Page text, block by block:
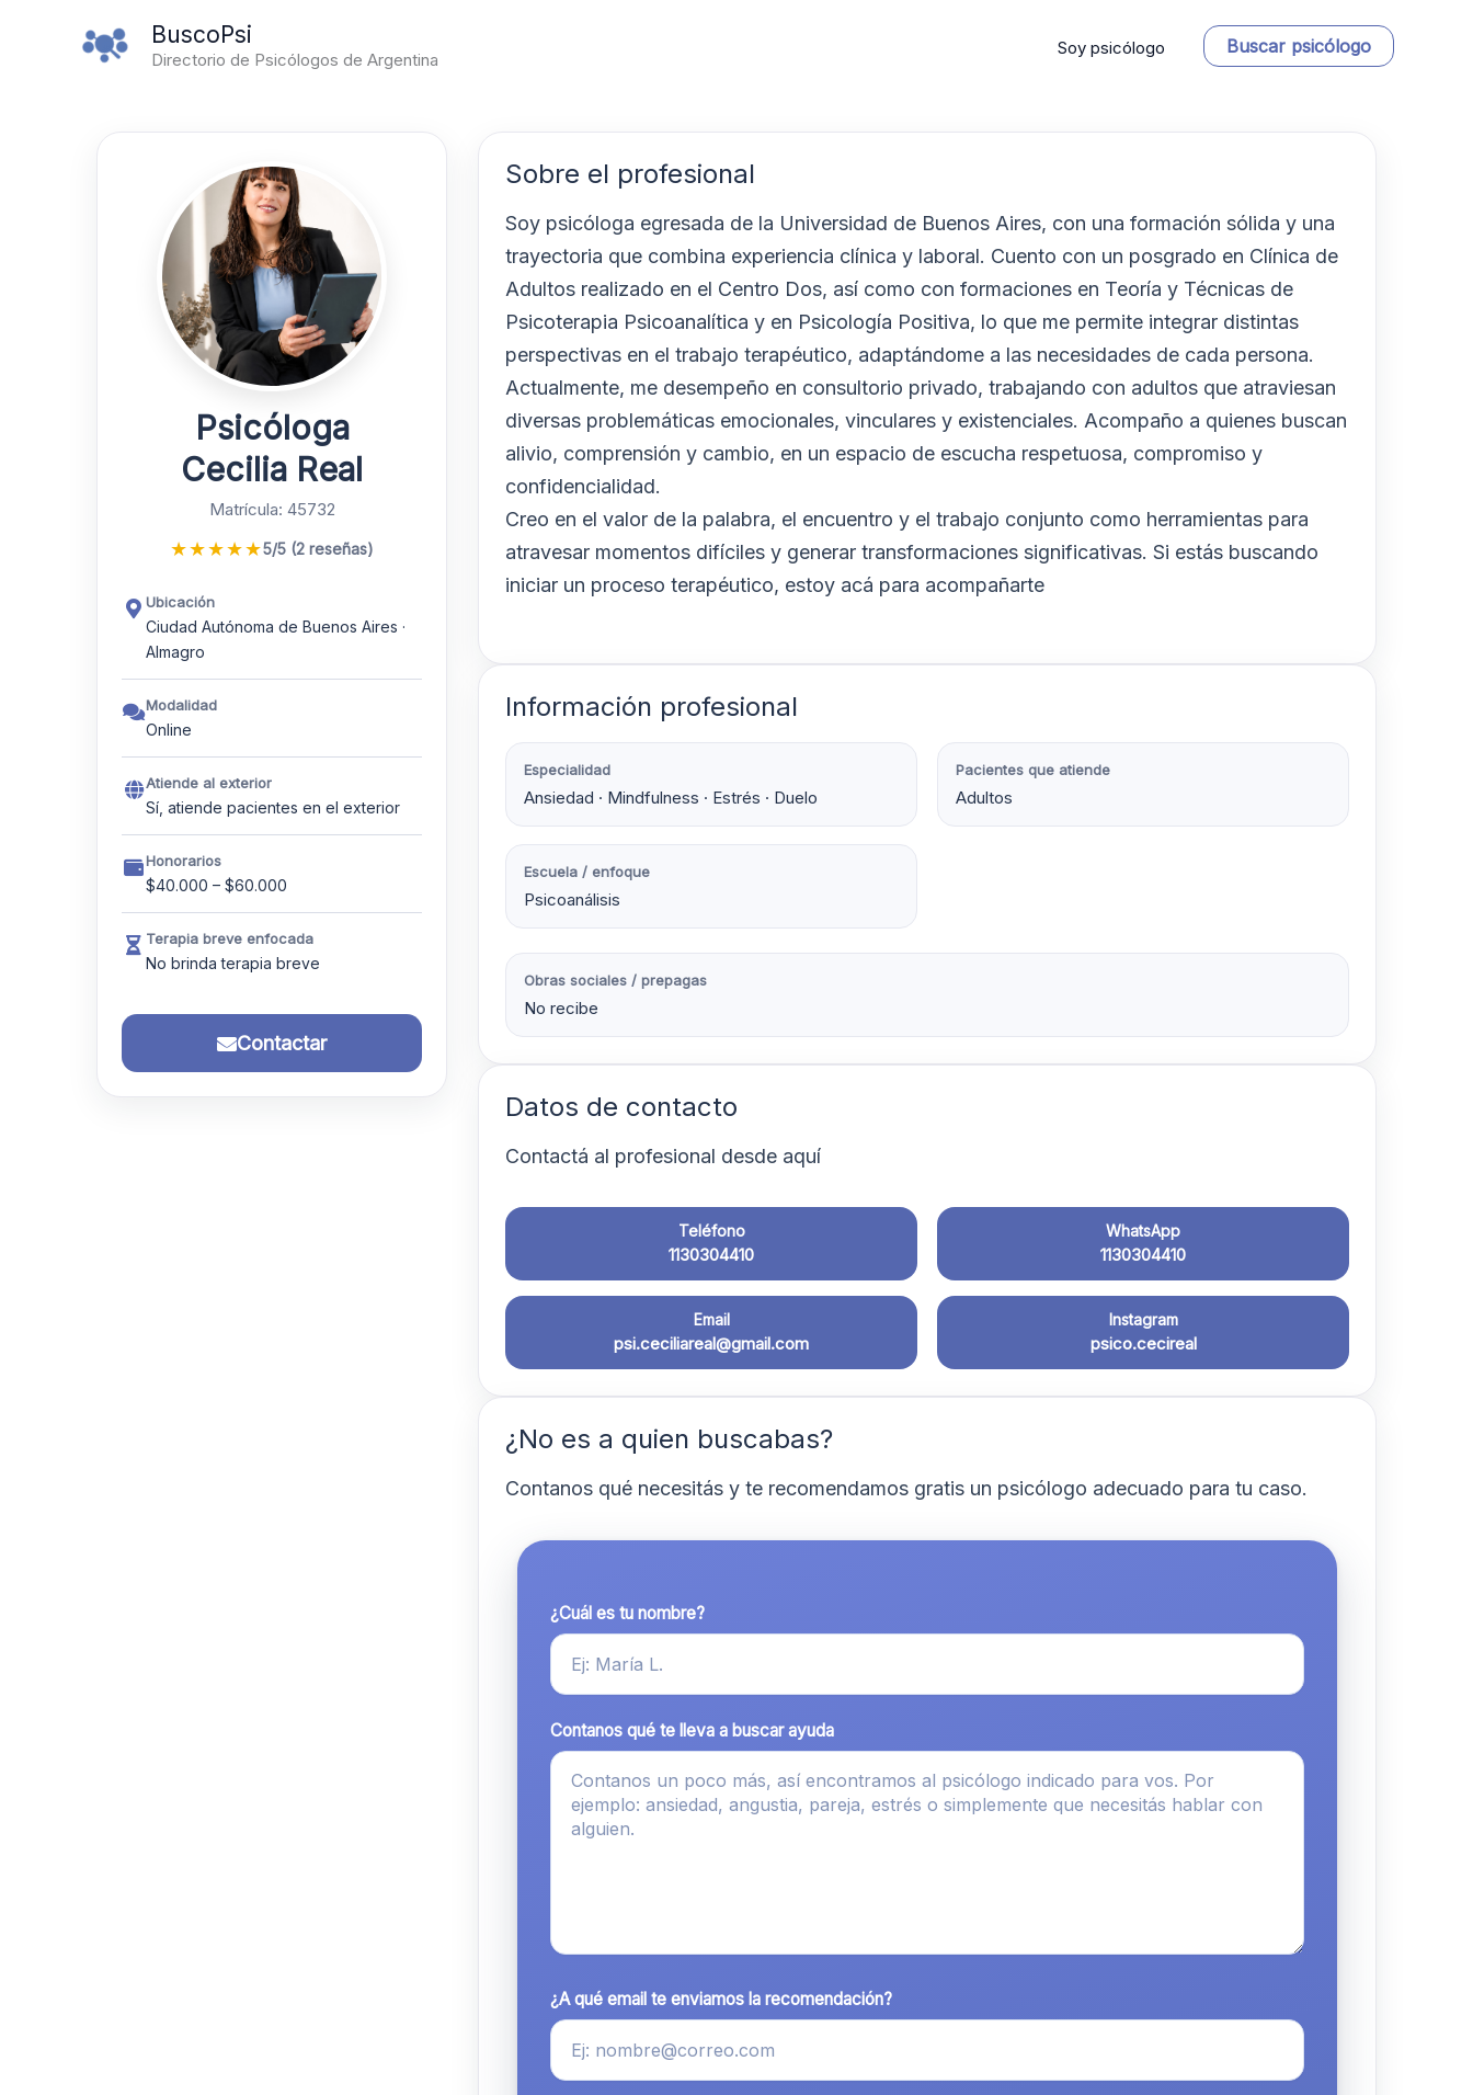
BuscoPsi
Directorio de Psicólogos de Argentina
Soy psicólogo Buscar psicólogo
Psicóloga
Cecilia Real
Matrícula: 45732
★★★★★5/5 (2 reseñas)
Ubicación
Ciudad Autónoma de Buenos Aires ·
Almagro
Modalidad
Online
Atiende al exterior
Sí, atiende pacientes en el exterior
Honorarios
$40.000 – $60.000
Terapia breve enfocada
No brinda terapia breve
Contactar
Sobre el profesional
Soy psicóloga egresada de la Universidad de Buenos Aires, con una formación sólida y una
trayectoria que combina experiencia clínica y laboral. Cuento con un posgrado en Clínica de
Adultos realizado en el Centro Dos, así como con formaciones en Teoría y Técnicas de
Psicoterapia Psicoanalítica y en Psicología Positiva, lo que me permite integrar distintas
perspectivas en el trabajo terapéutico, adaptándome a las necesidades de cada persona.
Actualmente, me desempeño en consultorio privado, trabajando con adultos que atraviesan
diversas problemáticas emocionales, vinculares y existenciales. Acompaño a quienes buscan
alivio, comprensión y cambio, en un espacio de escucha respetuosa, compromiso y
confidencialidad.
Creo en el valor de la palabra, el encuentro y el trabajo conjunto como herramientas para
atravesar momentos difíciles y generar transformaciones significativas. Si estás buscando
iniciar un proceso terapéutico, estoy acá para acompañarte
Información profesional
Especialidad
Ansiedad · Mindfulness · Estrés · Duelo
Pacientes que atiende
Adultos
Escuela / enfoque
Psicoanálisis
Obras sociales / prepagas
No recibe
Datos de contacto
Contactá al profesional desde aquí
Teléfono
1130304410
WhatsApp
1130304410
Email
psi.ceciliareal@gmail.com
Instagram
psico.cecireal
¿No es a quien buscabas?
Contanos qué necesitás y te recomendamos gratis un psicólogo adecuado para tu caso.
¿Cuál es tu nombre?
Contanos qué te lleva a buscar ayuda
¿A qué email te enviamos la recomendación?